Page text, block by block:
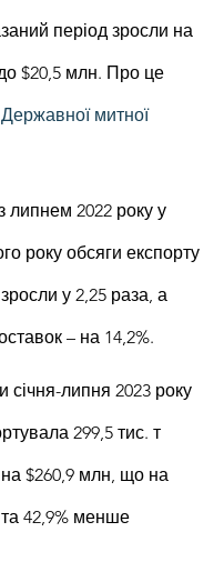
період зросли на
$20,5 млн. Про це
Державної митної
липнем 2022 року у
року обсяги експорту
у 2,25 раза, а
– на 14,2%.
січня-липня 2023 року
299,5 тис. т
$260,9 млн, що на
42,9% менше